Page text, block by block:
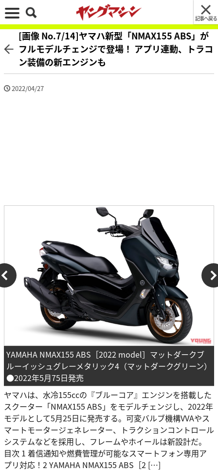
記事へ戻る
[画像 No.7/14]ヤマハ新型「NMAX155 ABS」が
フルモデルチェンジで登場！ アプリ連動、トラコ
ン装備の新エンジンも
2022/04/27
YAMAHA NMAX155 ABS［2022 model］マットダークブ
ルーイッシュグレーメタリック4（マットダークグリーン）
●2022年5月75日発売
ヤマハは、水冷155ccの『ブルーコア』エンジンを搭載した
スクーター「NMAX155 ABS」をモデルチェンジし、2022年
モデルとして5月25日に発売する。可変バルブ機構VVAやス
マートモータージェネレーター、トラクションコントロール
システムなどを採用し、フレームやホイールは新設計だ。
目次 1 着信通知や燃費管理が可能なスマートフォン専用ア
プリ対応！2 YAMAHA NMAX155 ABS［2 […]